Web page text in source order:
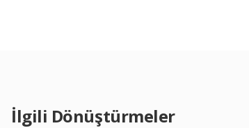
İlgili Dönüştürmeler